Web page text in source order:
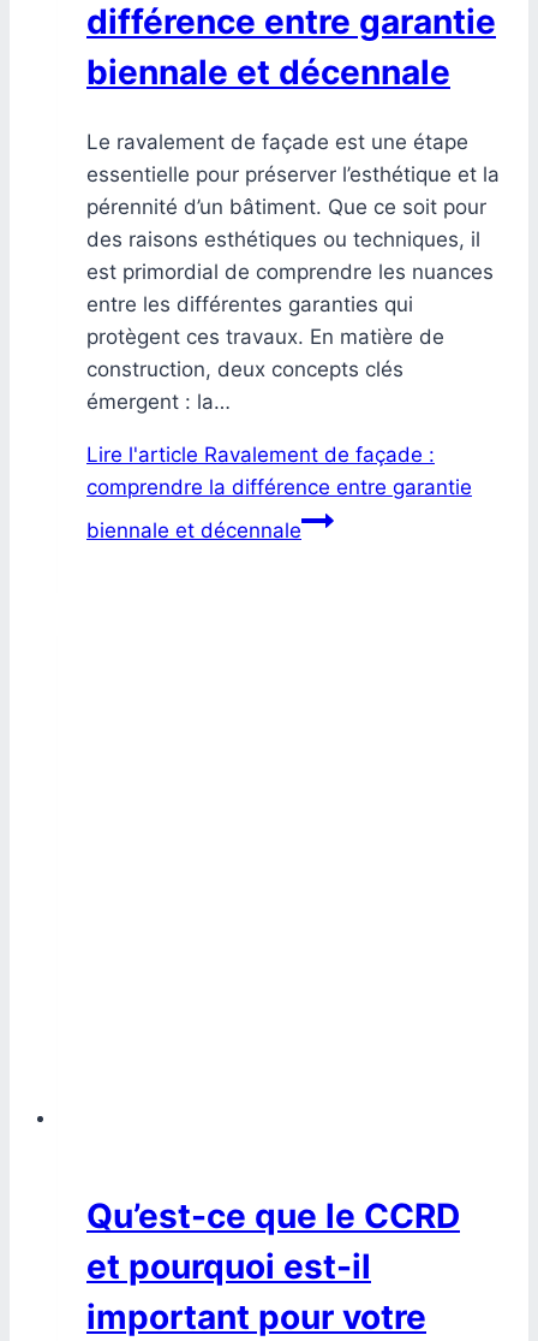
différence entre garantie
biennale et décennale
Le ravalement de façade est une étape
essentielle pour préserver l’esthétique et la
pérennité d’un bâtiment. Que ce soit pour
des raisons esthétiques ou techniques, il
est primordial de comprendre les nuances
entre les différentes garanties qui
protègent ces travaux. En matière de
construction, deux concepts clés
émergent : la…
Lire l'article Ravalement de façade :
comprendre la différence entre garantie
biennale et décennale
Qu’est-ce que le CCRD
et pourquoi est-il
important pour votre